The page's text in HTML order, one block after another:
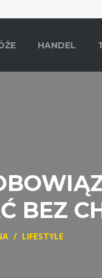
HANDEL
BEZ
/ LIFESTYLE